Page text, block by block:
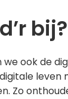
bij?
ook de
leven
Zo